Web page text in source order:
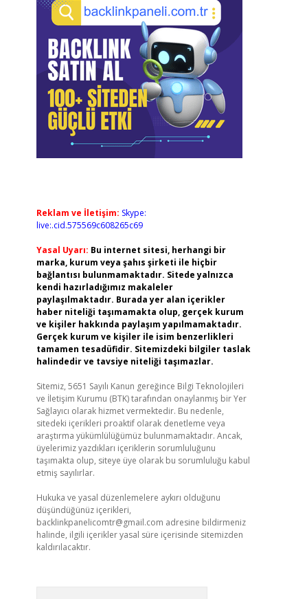
Reklam ve İletişim: Skype:
live:.cid.575569c608265c69
Yasal Uyarı: Bu internet sitesi, herhangi bir
marka, kurum veya şahıs şirketi ile hiçbir
bağlantısı bulunmamaktadır. Sitede yalnızca
kendi hazırladığımız makaleler
paylaşılmaktadır. Burada yer alan içerikler
haber niteliği taşımamakta olup, gerçek kurum
ve kişiler hakkında paylaşım yapılmamaktadır.
Gerçek kurum ve kişiler ile isim benzerlikleri
tamamen tesadüfidir. Sitemizdeki bilgiler taslak
halindedir ve tavsiye niteliği taşımazlar.
Sitemiz, 5651 Sayılı Kanun gereğince Bilgi Teknolojileri
ve İletişim Kurumu (BTK) tarafından onaylanmış bir Yer
Sağlayıcı olarak hizmet vermektedir. Bu nedenle,
sitedeki içerikleri proaktif olarak denetleme veya
araştırma yükümlülüğümüz bulunmamaktadır. Ancak,
üyelerimiz yazdıkları içeriklerin sorumluluğunu
taşımakta olup, siteye üye olarak bu sorumluluğu kabul
etmiş sayılırlar.
Hukuka ve yasal düzenlemelere aykırı olduğunu
düşündüğünüz içerikleri,
backlinkpanelicomtr@gmail.com adresine bildirmeniz
halinde, ilgili içerikler yasal süre içerisinde sitemizden
kaldırılacaktır.